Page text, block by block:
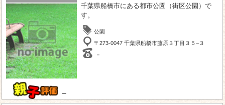
－
千葉県船橋市にある都市公園（街区公園）で
す。
公園
〒273-0047 千葉県船橋市藤原３丁目３５−３
－